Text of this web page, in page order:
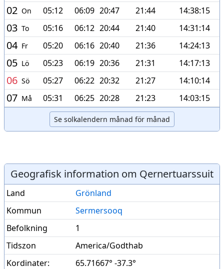
02 On 05:12 06:09 20:47 21:44 14:38:15
03 To 05:16 06:12 20:44 21:40 14:31:14
04 Fr 05:20 06:16 20:40 21:36 14:24:13
05 Lö 05:23 06:19 20:36 21:31 14:17:13
06 Sö 05:27 06:22 20:32 21:27 14:10:14
07 Må 05:31 06:25 20:28 21:23 14:03:15
Se solkalendern månad för månad
Geografisk information om Qernertuarssuit
Land
Grönland
Kommun
Sermersooq
Befolkning
1
Tidszon
America/Godthab
Kordinater:
65.71667° -37.3°